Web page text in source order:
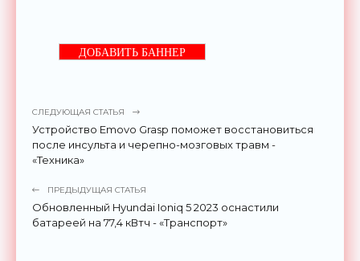
ДОБАВИТЬ БАННЕР
СЛЕДУЮЩАЯ СТАТЬЯ
Устройство Emovo Grasp поможет восстановиться
после инсульта и черепно-мозговых травм -
«Техника»
ПРЕДЫДУЩАЯ СТАТЬЯ
Обновленный Hyundai Ioniq 5 2023 оснастили
батареей на 77,4 кВтч - «Транспорт»